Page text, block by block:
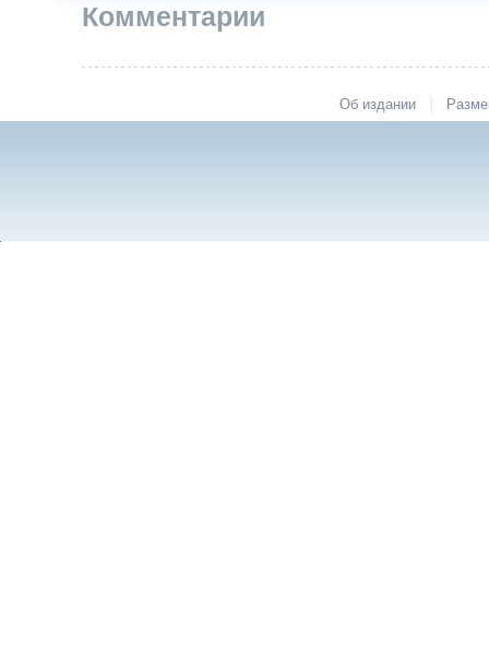
Комментарии
Об издании |